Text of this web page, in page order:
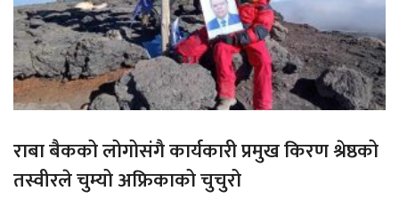
राबा बैकको लोगोसंगै कार्यकारी प्रमुख किरण श्रेष्ठको
तस्वीरले चुम्यो अफ्रिकाको चुचुरो